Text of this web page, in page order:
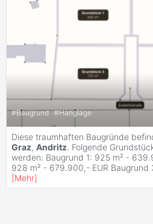
#Baugrund #Hanglage
Diese traumhaften Baugründe
Graz, Andritz. Folgende
werden: Baugrund 1: 925 m² -
928 m² - 679.900,- EUR
[Mehr]